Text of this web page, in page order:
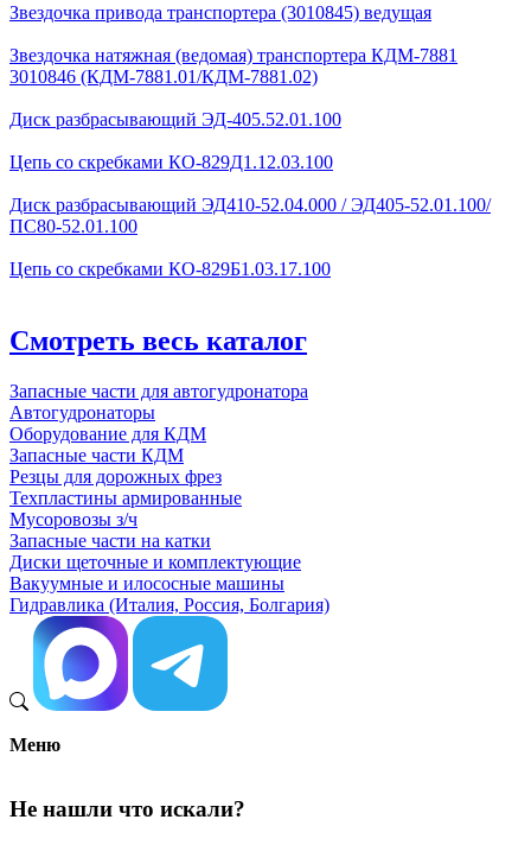
Звездочка привода транспортера (3010845) ведущая
Звездочка натяжная (ведомая) транспортера КДМ-7881
3010846 (КДМ-7881.01/КДМ-7881.02)
Диск разбрасывающий ЭД-405.52.01.100
Цепь со скребками КО-829Д1.12.03.100
Диск разбрасывающий ЭД410-52.04.000 / ЭД405-52.01.100/
ПС80-52.01.100
Цепь со скребками КО-829Б1.03.17.100
Смотреть весь каталог
Запасные части для автогудронатора
Автогудронаторы
Оборудование для КДМ
Запасные части КДМ
Резцы для дорожных фрез
Техпластины армированные
Мусоровозы з/ч
Запасные части на катки
Диски щеточные и комплектующие
Вакуумные и илососные машины
Гидравлика (Италия, Россия, Болгария)
Меню
Не нашли что искали?